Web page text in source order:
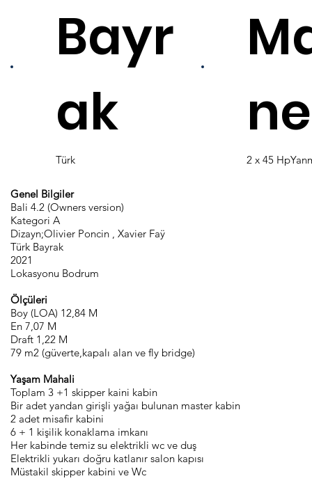
Bayr
ak
Türk
ne
2 x 45
Genel Bilgiler
Bali 4.2 (Owners version)
Kategori A
Dizayn;Olivier Poncin , Xavier Faÿ
Türk Bayrak
2021
Lokasyonu Bodrum
Ölçüleri
Boy (LOA) 12,84 M
En 7,07 M
Draft 1,22 M
79 m2 (güverte,kapalı alan ve fly bridge)
Yaşam Mahali
Toplam 3 +1 skipper kaini kabin
Bir adet yandan girişli yağaı bulunan master kabin
2 adet misafir kabini
6 + 1 kişilik konaklama imkanı
Her kabinde temiz su elektrikli wc ve duş
Elektrikli yukarı doğru katlanır salon kapısı
Müstakil skipper kabini ve Wc